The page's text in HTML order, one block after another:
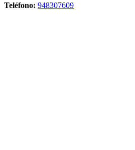
Teléfono: 948307609